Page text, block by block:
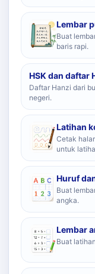
Lembar
Buat
baris rapi.
HSK dan daftar
Daftar Hanzi dari
negeri.
Latihan
Cetak
untuk
Huruf
Buat
angka.
Lembar
Buat